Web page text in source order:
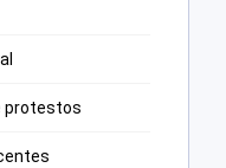
protestos